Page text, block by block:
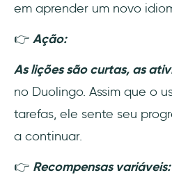
em aprender um novo
👉 Ação:
As lições são curtas, as
no Duolingo. Assim que o
tarefas, ele sente seu
a continuar.
👉 Recompensas variáveis: